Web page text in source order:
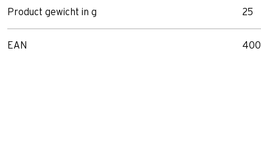
Product gewicht in g 25
EAN